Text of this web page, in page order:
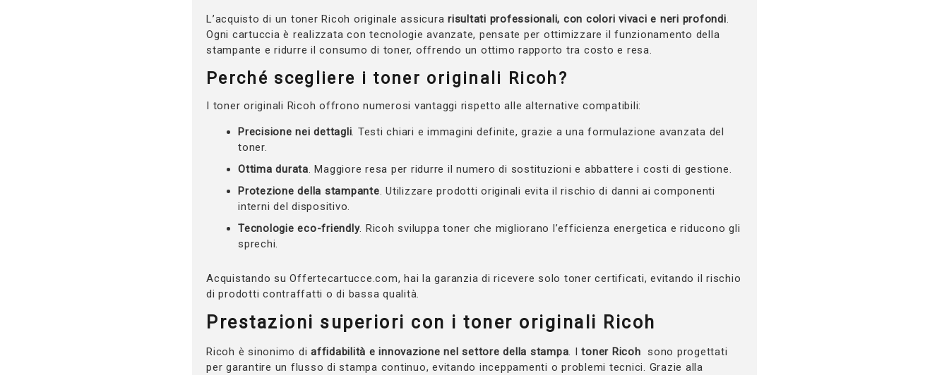
L’acquisto di un toner Ricoh originale assicura risultati professionali, con colori vivaci e neri profondi.
Ogni cartuccia è realizzata con tecnologie avanzate, pensate per ottimizzare il funzionamento della
stampante e ridurre il consumo di toner, offrendo un ottimo rapporto tra costo e resa.
Perché scegliere i toner originali Ricoh?
I toner originali Ricoh offrono numerosi vantaggi rispetto alle alternative compatibili:
Precisione nei dettagli. Testi chiari e immagini definite, grazie a una formulazione avanzata del
toner.
Ottima durata. Maggiore resa per ridurre il numero di sostituzioni e abbattere i costi di gestione.
Protezione della stampante. Utilizzare prodotti originali evita il rischio di danni ai componenti
interni del dispositivo.
Tecnologie eco-friendly. Ricoh sviluppa toner che migliorano l’efficienza energetica e riducono gli
sprechi.
Acquistando su Offertecartucce.com, hai la garanzia di ricevere solo toner certificati, evitando il rischio
di prodotti contraffatti o di bassa qualità.
Prestazioni superiori con i toner originali Ricoh
Ricoh è sinonimo di affidabilità e innovazione nel settore della stampa. Itoner Ricoh sono progettati
per garantire un flusso di stampa continuo, evitando inceppamenti o problemi tecnici. Grazie alla